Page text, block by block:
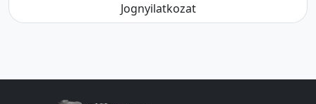
Jognyilatkozat